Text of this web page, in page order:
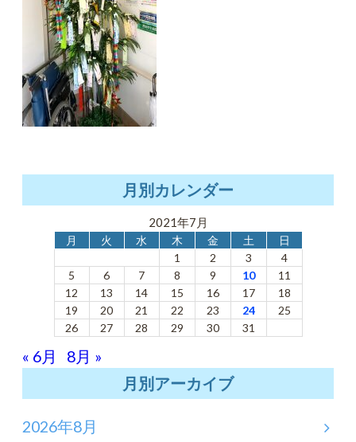
月別カレンダー
2021年7月
月 火 水 木 金 土
日
1
2 3
4
5
6 7 8 9 10
11
12
13 14 15 16 17
18
19
20 21 22 23 24
25
26
27 28 29 30 31
« 6月
8月 »
月別アーカイブ
2026年8月